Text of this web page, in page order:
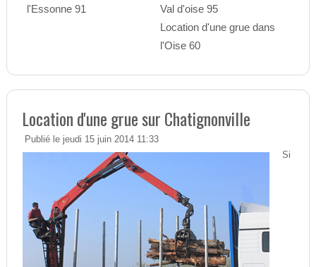
l'Essonne 91
Val d'oise 95
Location d'une grue dans
l'Oise 60
Location d'une grue sur Chatignonville
Publié le jeudi 15 juin 2014 11:33
Si